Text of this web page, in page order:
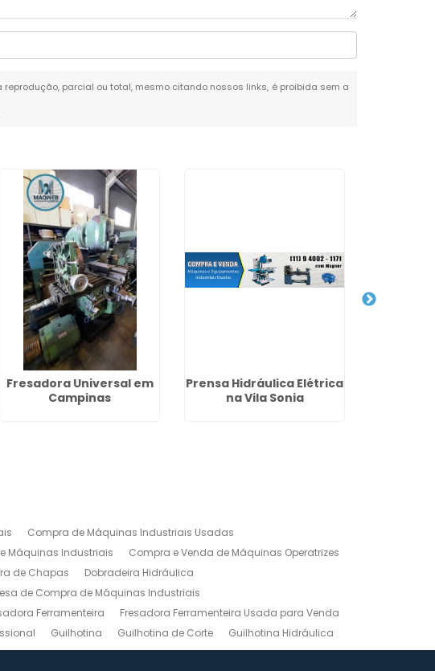
reprodução, parcial ou total, mesmo citando nossos links, é proibida sem a
Fresadora Universal em
Campinas
Prensa Hidráulica Elétrica
na Vila Sonia
Compra de Máquinas Industriais Usadas
Máquinas Industriais
Compra e Venda de Máquinas Operatrizes
de Chapas
Dobradeira Hidráulica
de Compra de Máquinas Industriais
Ferramenteira
Fresadora Ferramenteira Usada para Venda
Guilhotina Guilhotina de Corte
Guilhotina Hidráulica
a Venda
Maquinas para Marceneiro